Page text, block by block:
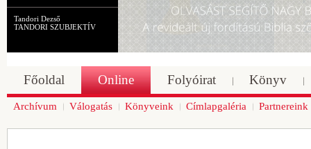
Tandori Dezső
TANDORI SZUBJEKTÍV
Főoldal Online Folyóirat Könyv
Archívum Válogatás Könyveink Címlapgaléria Partnereink